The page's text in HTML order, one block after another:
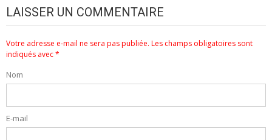
LAISSER UN COMMENTAIRE
Votre adresse e-mail ne sera pas publiée. Les champs obligatoires sont
indiqués avec*
Nom
E-mail